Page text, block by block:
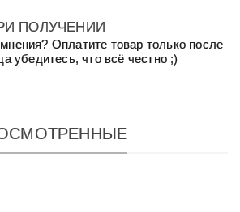
ПОЛУЧЕНИИ
Оплатите товар только после
убедитесь, что всё честно ;)